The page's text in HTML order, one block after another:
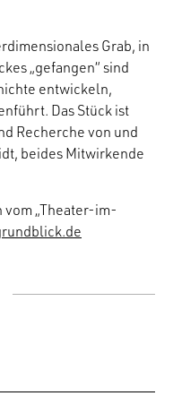
Grab, in
„gefangen“ sind
entwickeln,
Das Stück ist
Recherche von und
beides Mitwirkende
„Theater-im-